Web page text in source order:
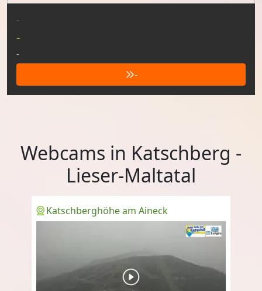
-
-
-
-
Webcams in Katschberg -
Lieser-Maltatal
Katschberghöhe am Aineck